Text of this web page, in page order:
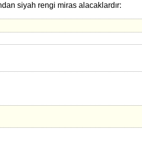
siyah rengi miras alacaklardır: